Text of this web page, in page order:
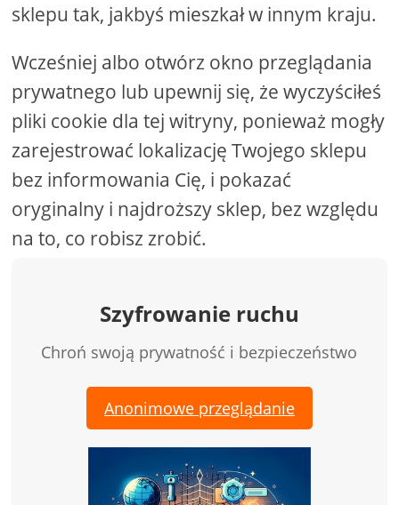
sklepu tak, jakbyś mieszkał w innym kraju.
Wcześniej albo otwórz okno przeglądania
prywatnego lub upewnij się, że wyczyściłeś
pliki cookie dla tej witryny, ponieważ mogły
zarejestrować lokalizację Twojego sklepu
bez informowania Cię, i pokazać
oryginalny i najdroższy sklep, bez względu
na to, co robisz zrobić.
Szyfrowanie ruchu
Chroń swoją prywatność i bezpieczeństwo
Anonimowe przeglądanie